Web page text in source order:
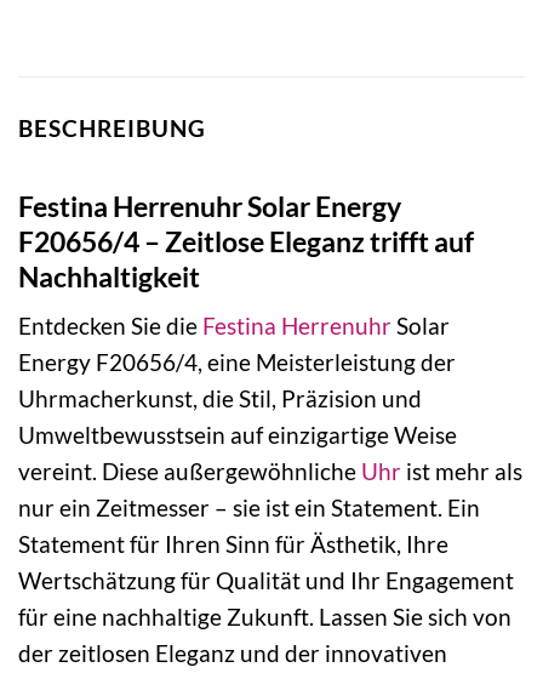
BESCHREIBUNG
Festina Herrenuhr Solar Energy
F20656/4 – Zeitlose Eleganz trifft auf
Nachhaltigkeit
Entdecken Sie die Festina HerrenuhrSolar
Energy F20656/4, eine Meisterleistung der
Uhrmacherkunst, die Stil, Präzision und
Umweltbewusstsein auf einzigartige Weise
vereint. Diese außergewöhnliche Uhr ist mehr als
nur ein Zeitmesser – sie ist ein Statement. Ein
Statement für Ihren Sinn für Ästhetik, Ihre
Wertschätzung für Qualität und Ihr Engagement
für eine nachhaltige Zukunft. Lassen Sie sich von
der zeitlosen Eleganz und der innovativen